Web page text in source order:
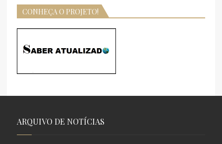
CONHEÇA O PROJETO!
ARQUIVO DE NOTÍCIAS